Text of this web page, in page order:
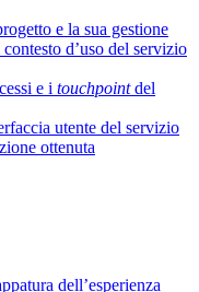
e la sua gestione
d’uso del servizio
e i touchpointdel
utente del servizio
ottenuta
dell’esperienza